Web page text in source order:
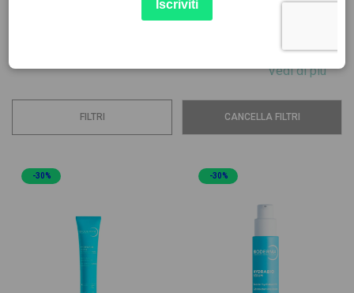
BIODERMA sono formulati per mantenere la pelle sana e
Vedi di più
FILTRI CANCELLA FILTRI
-30% -30%